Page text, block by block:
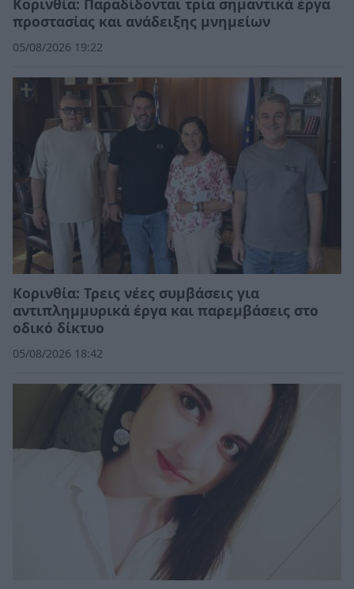
Κορινθία: Παραδίδονται τρία σημαντικά έργα
προστασίας και ανάδειξης μνημείων
05/08/2026 19:22
Κορινθία: Τρεις νέες συμβάσεις για
αντιπλημμυρικά έργα και παρεμβάσεις στο
οδικό δίκτυο
05/08/2026 18:42